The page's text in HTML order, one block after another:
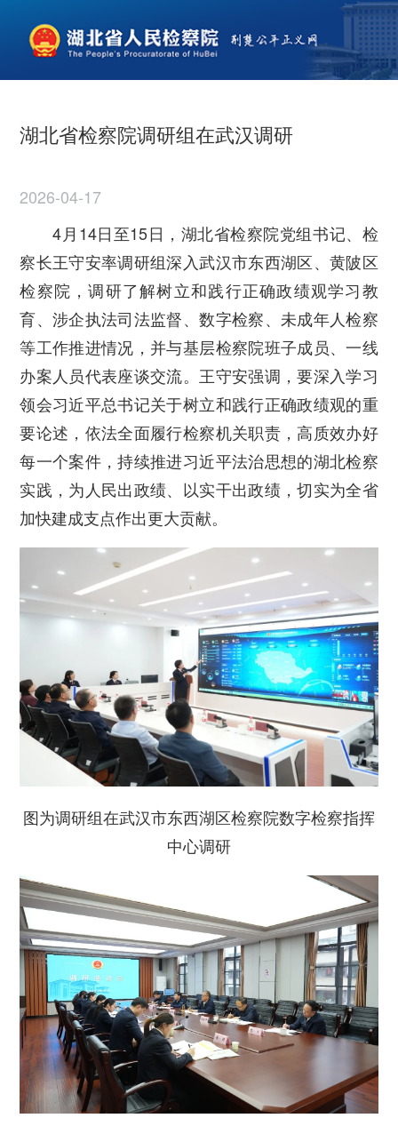
湖北省检察院调研组在武汉调研
2026-04-17
4月 14日至15日，湖北省检察院党组书记、检
察长王守安率调研组深入武汉市东西湖区、黄陂区
检察院，调研了解树立和践行正确政绩观学习教
育、涉企执法司法监督、数字检察、未成年人检察
等工作推进情况，并与基层检察院班子成员、一线
办案人员代表座谈交流。王守安强调，要深入学习
领会习近平总书记关于树立和践行正确政绩观的重
要论述，依法全面履行检察机关职责，高质效办好
每一个案件，持续推进习近平法治思想的湖北检察
实践，为人民出政绩、以实干出政绩，切实为全省
加快建成支点作出更大贡献。
图为调研组在武汉市东西湖区检察院数字检察指挥
中心调研